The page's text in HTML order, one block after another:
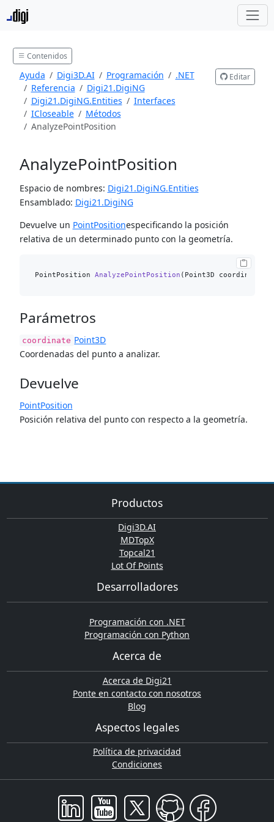
Contenidos
Ayuda Digi3D.AI Programación
.NET
Referencia
Digi21.DigiNG
Digi21.DigiNG.Entities
Interfaces
ICloseable
Métodos
AnalyzePointPosition
Editar
AnalyzePointPosition
Espacio de nombres: Digi21.DigiNG.Entities
Ensamblado: Digi21.DigiNG
Devuelve un PointPositionespecificando la posición
relativa de un determinado punto con la geometría.
PointPosition AnalyzePointPosition ( Point3D coordinate
Parámetros
coordinate Point3D
Coordenadas del punto a analizar.
Devuelve
PointPosition
Posición relativa del punto con respecto a la geometría.
Productos
Digi3D.AI
MDTopX
Topcal21
Lot Of Points
Desarrolladores
Programación con .NET
Programación con Python
Acerca de
Acerca de Digi21
Ponte en contacto con nosotros
Blog
Aspectos legales
Política de privacidad
Condiciones